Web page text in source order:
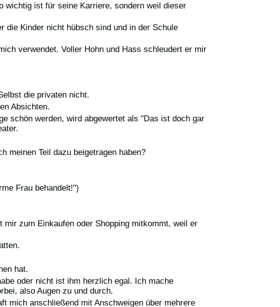
wichtig ist für seine Karriere, sondern weil dieser
die Kinder nicht hübsch sind und in der Schule
verwendet. Voller Hohn und Hass schleudert er mir
die privaten nicht.
Absichten.
schön werden, wird abgewertet als "Das ist doch gar
meinen Teil dazu beigetragen haben?
Frau behandelt!")
zum Einkaufen oder Shopping mitkommt, weil er
hat.
oder nicht ist ihm herzlich egal. Ich mache
also Augen zu und durch.
mich anschließend mit Anschweigen über mehrere